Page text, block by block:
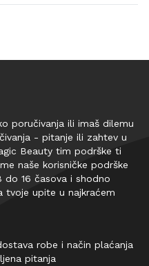
poručivanja ili imaš dilemu
- pitanje ili zahtev u
Beauty tim podrške ti
naše korisničke podrške
16 časova i shodno
tvoje upite u najkraćem
robe i način plaćanja
pitanja